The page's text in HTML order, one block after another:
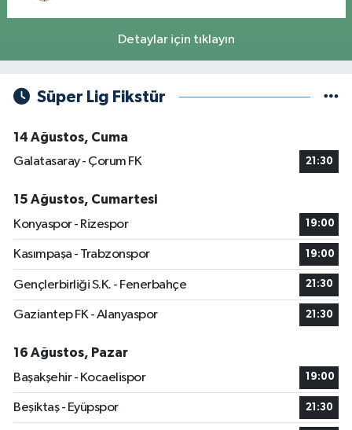
Detaylar için tıklayın
Süper Lig Fikstür
14 Ağustos, Cuma
Galatasaray - Çorum FK
21:30
15 Ağustos, Cumartesi
Konyaspor - Rizespor
19:00
Kasımpaşa - Trabzonspor 19:00
Gençlerbirliği S.K. - Fenerbahçe 21:30
Gaziantep FK - Alanyaspor 21:30
16 Ağustos, Pazar
Başakşehir - Kocaelispor
19:00
Beşiktaş - Eyüpspor 21:30